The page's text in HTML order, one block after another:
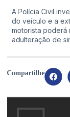
A Polícia Civil
do veículo e a
motorista
adulteração de
Compartilhe